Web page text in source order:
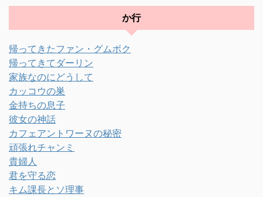
か行
帰ってきたファン・グムボク
帰ってきてダーリン
家族なのにどうして
カッコウの巣
金持ちの息子
彼女の神話
カフェアントワーヌの秘密
頑張れチャンミ
貴婦人
君を守る恋
キム課長とソ理事